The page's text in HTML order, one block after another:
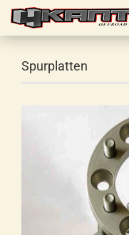
Spurplatten